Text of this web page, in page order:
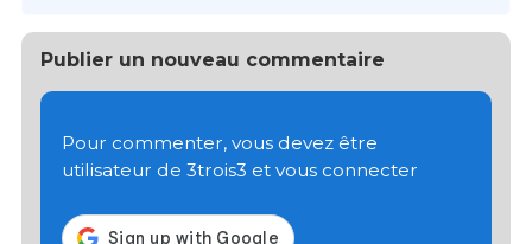
Publier un nouveau commentaire
Pour commenter, vous devez être
utilisateur de 3trois3 et vous connecter